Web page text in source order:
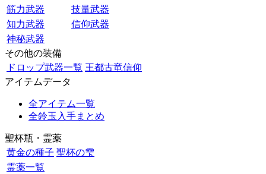
筋力武器
技量武器
知力武器
信仰武器
神秘武器
その他の装備
ドロップ武器一覧 王都古竜信仰
アイテムデータ
全アイテム一覧
全鈴玉入手まとめ
聖杯瓶・霊薬
黄金の種子 聖杯の雫
霊薬一覧